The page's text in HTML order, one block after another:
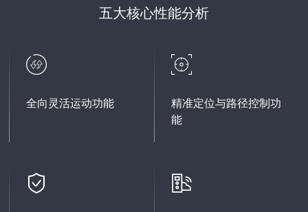
五大核心性能分析
全向灵活运动功能
精准定位与路径控制功
能